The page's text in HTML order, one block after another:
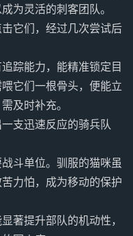
为灵活的刺客团队。
它们，经过几次尝试后
踪能力，能精准锁定目
它们一根骨头，便能立
及时补充。
支迅速反应的骑兵队
斗单位。驯服的猫咪虽
力怕，成为移动的保护
著提升部队的机动性，